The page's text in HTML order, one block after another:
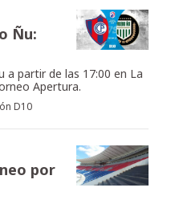
Ñu:
a partir de las 17:00 en La
Apertura.
D10
por